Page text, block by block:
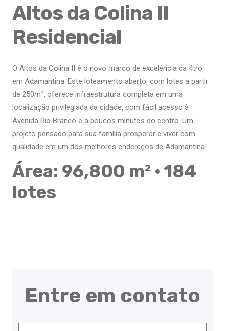
Altos da Colina II
Residencial
O Altos da Colina II é o novo marco de excelência da 4tro
em Adamantina. Este loteamento aberto, com lotes a partir
de 250m², oferece infraestrutura completa em uma
localização privilegiada da cidade, com fácil acesso à
Avenida Rio Branco e a poucos minutos do centro. Um
projeto pensado para sua família prosperar e viver com
qualidade em um dos melhores endereços de Adamantina!
Área: 96,800 m² · 184
lotes
Entre em contato